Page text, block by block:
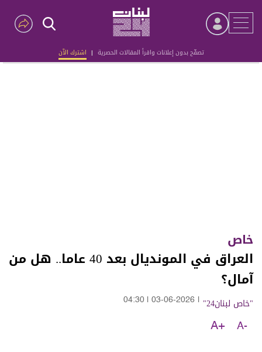
تصفّح بدون إعلانات واقرأ المقالات الحصرية | اشترك الآن
Advertisement
خاص
العراق في المونديال بعد 40 عاما.. هل من
آمال؟
"خاص لبنان24" 03-06-2026
04:30
A-
A+